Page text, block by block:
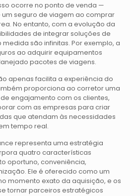
ocorre no ponto de venda —
seguro de viagem ao comprar
No entanto, com a evolução da
de integrar soluções de
são infinitas. Por exemplo, a
ao adquirir equipamentos
pacotes de viagens.
apenas facilita a experiência do
proporciona ao corretor uma
engajamento com os clientes,
com as empresas para criar
que atendam às necessidades
tempo real.
representa uma estratégia
quatro características
oportuno, conveniência,
Ele é oferecido como um
momento exato da aquisição, e os
tornar parceiros estratégicos